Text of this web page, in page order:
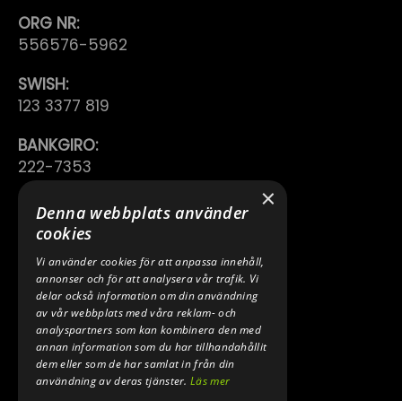
ORG NR:
556576-5962
SWISH:
123 3377 819
BANKGIRO:
222-7353
TELEFON:
0640 200 50
E-POST:
INFO@SPEEDSHOPEN.SE
ÅNGRA MITT KÖP
×
Denna webbplats använder
cookies
Vi använder cookies för att anpassa innehåll,
annonser och för att analysera vår trafik. Vi
delar också information om din användning
av vår webbplats med våra reklam- och
analyspartners som kan kombinera den med
annan information som du har tillhandahållit
dem eller som de har samlat in från din
användning av deras tjänster.Läs mer